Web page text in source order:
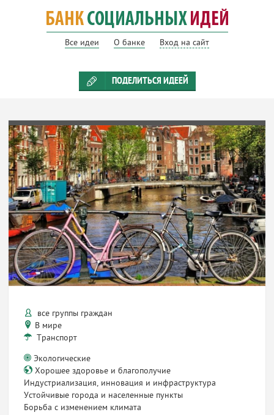
Все идеи О банке Вход на сайт
ПОДЕЛИТЬСЯ ИДЕЕЙ
все группы граждан
В мире
Транспорт
Экологические
Хорошее здоровье и благополучие
Индустриализация, инновация и инфраструктура
Устойчивые города и населенные пункты
Борьба с изменением климата